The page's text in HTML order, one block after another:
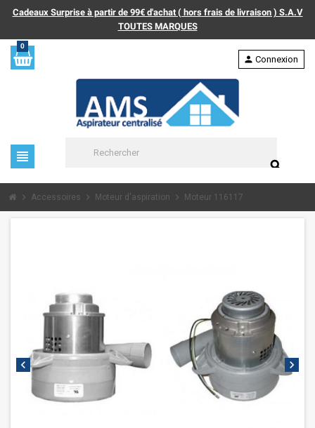
Cadeaux Surprise à partir de 99€ d'achat ( hors frais de livraison ) S.A.V
TOUTES MARQUES
0
view_headline
search
person Connexion
chevron_right Accessoires chevron_right Moteur d'aspiration chevron_right Moteur 116117
chevron_left chevron_right